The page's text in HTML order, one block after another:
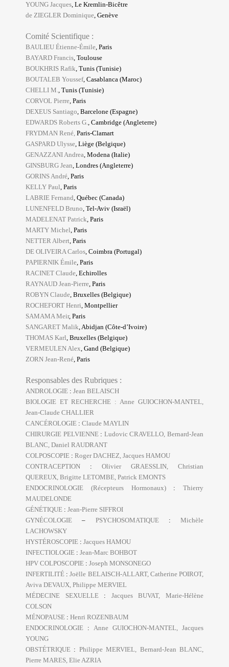
YOUNG Jacques, Le Kremlin-Bicêtre
de ZIEGLER Dominique, Genève
Comité Scientifique :
BAULIEU Étienne-Émile, Paris
BAYARD Francis, Toulouse
BOUKHRIS Rafik, Tunis (Tunisie)
BOUTALEB Youssef, Casablanca (Maroc)
CHELLI M., Tunis (Tunisie)
CORVOL Pierre, Paris
DEXEUS Santiago, Barcelone (Espagne)
EDWARDS Roberts G., Cambridge (Angleterre)
FRYDMAN René, Paris-Clamart
GASPARD Ulysse, Liège (Belgique)
GENAZZANI Andrea, Modena (Italie)
GINSBURG Jean, Londres (Angleterre)
GORINS André, Paris
KELLY Paul, Paris
LABRIE Fernand, Québec (Canada)
LUNENFELD Bruno, Tel-Aviv (Israël)
MADELENAT Patrick, Paris
MARTY Michel, Paris
NETTER Albert, Paris
DE OLIVEIRA Carlos, Coimbra (Portugal)
PAPIERNIK Émile, Paris
RACINET Claude, Echirolles
RAYNAUD Jean-Pierre, Paris
ROBYN Claude, Bruxelles (Belgique)
ROCHEFORT Henri, Montpellier
SAMAMA Meir, Paris
SANGARET Malik, Abidjan (Côte-d’Ivoire)
THOMAS Karl, Bruxelles (Belgique)
VERMEULEN Alex, Gand (Belgique)
ZORN Jean-René, Paris
Responsables des Rubriques :
ANDROLOGIE : Jean BELAISCH
BIOLOGIE ET RECHERCHE : Anne GUIOCHON-MANTEL,
Jean-Claude CHALLIER
CANCÉROLOGIE : Claude MAYLIN
CHIRURGIE PELVIENNE : Ludovic CRAVELLO, Bernard-Jean
BLANC, Daniel RAUDRANT
COLPOSCOPIE : Roger DACHEZ, Jacques HAMOU
CONTRACEPTION : Olivier GRAESSLIN, Christian
QUEREUX, Brigitte LETOMBE, Patrick EMONTS
ENDOCRINOLOGIE (Récepteurs Hormonaux) : Thierry
MAUDELONDE
GÉNÉTIQUE : Jean-Pierre SIFFROI
GYNÉCOLOGIE – PSYCHOSOMATIQUE : Michèle
LACHOWSKY
HYSTÉROSCOPIE : Jacques HAMOU
INFECTIOLOGIE : Jean-Marc BOHBOT
HPV COLPOSCOPIE : Joseph MONSONEGO
INFERTILITÉ :Joëlle BELAISCH-ALLART, Catherine POIROT,
Aviva DEVAUX, Philippe MERVIEL
MÉDECINE
SEXUELLE : Jacques BUVAT, Marie-Hélène
COLSON
MÉNOPAUSE : Henri ROZENBAUM
ENDOCRINOLOGIE : Anne GUIOCHON-MANTEL, Jacques
YOUNG
OBSTÉTRIQUE : Philippe MERVIEL, Bernard-Jean BLANC,
Pierre MARES, Elie AZRIA